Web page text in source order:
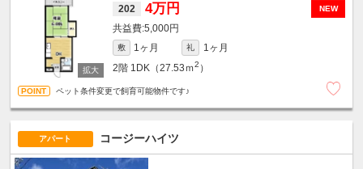
NEW
202 4万円
5,000円
敷 1ヶ月 礼
1ヶ月
2階 1DK（27.53ｍ2 ）
ペット条件変更で飼育可能物件です♪
アパート コージーハイツ